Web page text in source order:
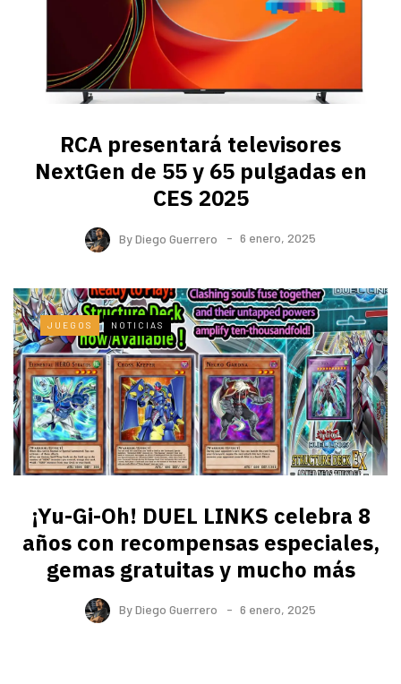
RCA presentará televisores
NextGen de 55 y 65 pulgadas en
CES 2025
ByDiego Guerrero 6 enero, 2025
JUEGOS NOTICIAS
¡Yu-Gi-Oh! DUEL LINKS celebra 8
años con recompensas especiales,
gemas gratuitas y mucho más
ByDiego Guerrero 6 enero, 2025